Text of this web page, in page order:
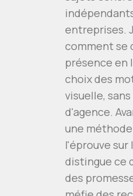
entreprises.
comment se
présence en
choix des
visuelle,
d'agence.
une
l'éprouve
distingue ce
des